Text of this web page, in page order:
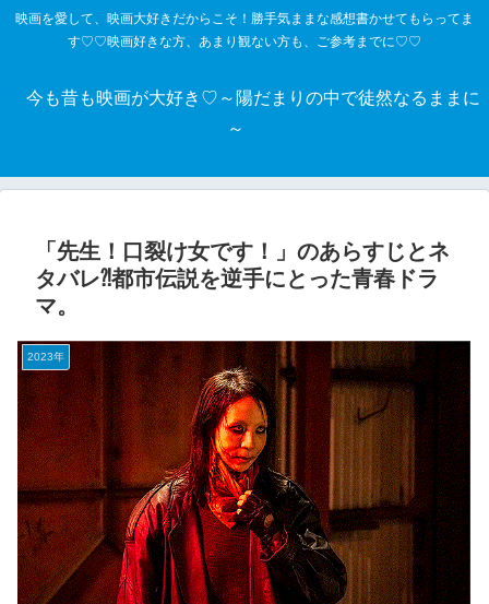
映画を愛して、映画大好きだからこそ！勝手気ままな感想書かせてもらってま
す♡♡映画好きな方、あまり観ない方も、ご参考までに♡♡
今も昔も映画が大好き♡～陽だまりの中で徒然なるままに
～
「先生！口裂け女です！」のあらすじとネ
タバレ⁈都市伝説を逆手にとった青春ドラ
マ。
2023年